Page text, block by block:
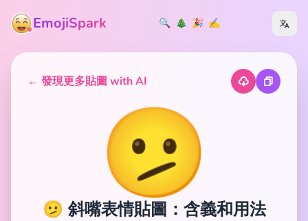
EmojiSpark 🔍 🎄 🎉 ✍️
← 發現更多貼圖 with AI
🫤
🫤 斜嘴表情貼圖：含義和用法